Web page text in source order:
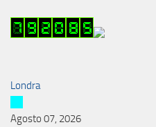
Londra
Agosto 07, 2026